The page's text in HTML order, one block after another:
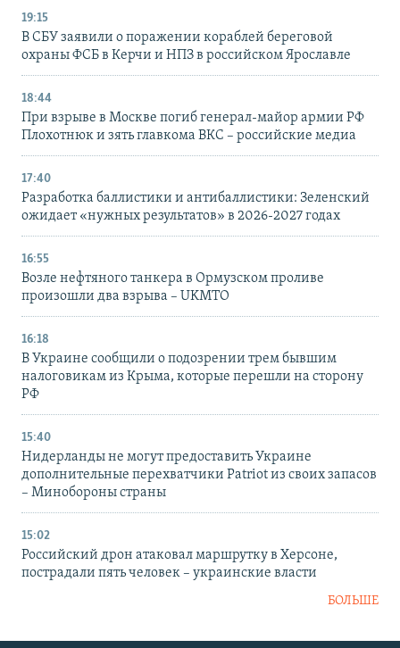
19:15
В СБУ заявили о поражении кораблей береговой
охраны ФСБ в Керчи и НПЗ в российском Ярославле
18:44
При взрыве в Москве погиб генерал-майор армии РФ
Плохотнюк и зять главкома ВКС – российские медиа
17:40
Разработка баллистики и антибаллистики: Зеленский
ожидает «нужных результатов» в 2026-2027 годах
16:55
Возле нефтяного танкера в Ормузском проливе
произошли два взрыва – UKMTO
16:18
В Украине сообщили о подозрении трем бывшим
налоговикам из Крыма, которые перешли на сторону
РФ
15:40
Нидерланды не могут предоставить Украине
дополнительные перехватчики Patriot из своих запасов
– Минобороны страны
15:02
Российский дрон атаковал маршрутку в Херсоне,
пострадали пять человек – украинские власти
БОЛЬШЕ